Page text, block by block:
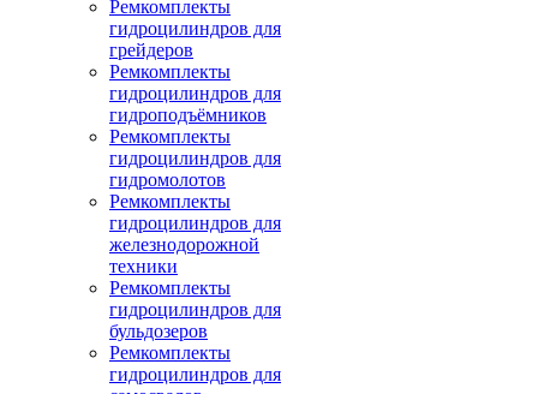
Ремкомплекты
гидроцилиндров для
грейдеров
Ремкомплекты
гидроцилиндров для
гидроподъёмников
Ремкомплекты
гидроцилиндров для
гидромолотов
Ремкомплекты
гидроцилиндров для
железнодорожной
техники
Ремкомплекты
гидроцилиндров для
бульдозеров
Ремкомплекты
гидроцилиндров для